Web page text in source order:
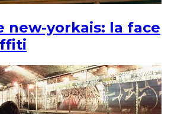
new-yorkais: la face